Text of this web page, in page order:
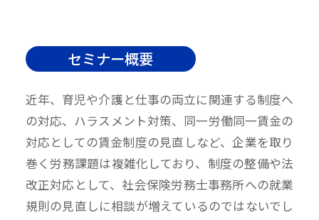
セミナー概要
近年、育児や介護と仕事の両立に関連する制度へ
の対応、ハラスメント対策、同一労働同一賃金の
対応としての賃金制度の見直しなど、企業を取り
巻く労務課題は複雑化しており、制度の整備や法
改正対応として、社会保険労務士事務所への就業
規則の見直しに相談が増えているのではないでし